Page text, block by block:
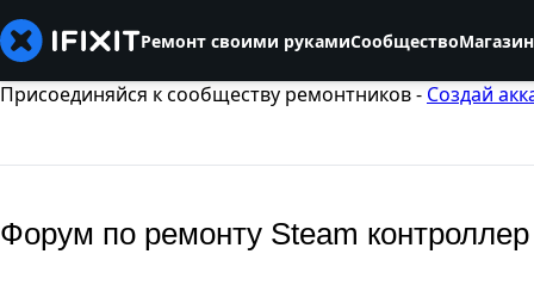
Ремонт своими рукамиСообществоМагазин
Присоединяйся к сообществу ремонтников - Создай
Форум по ремонту Steam контроллер